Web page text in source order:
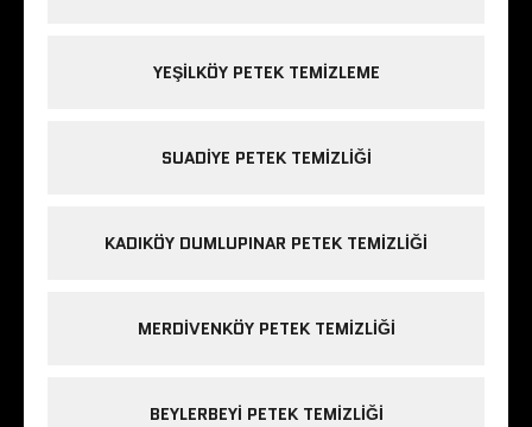
YEŞILKÖY PETEK TEMIZLEME
SUADIYE PETEK TEMIZLIĞI
KADIKÖY DUMLUPINAR PETEK TEMIZLIĞI
MERDIVENKÖY PETEK TEMIZLIĞI
BEYLERBEYI PETEK TEMIZLIĞI